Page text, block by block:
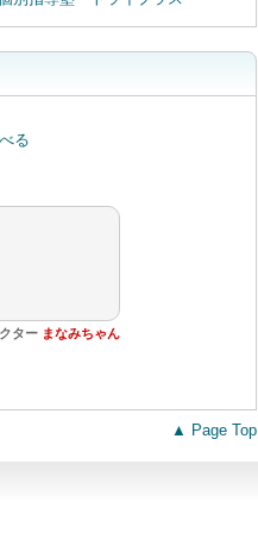
ター まなみちゃん
▲ Page Top